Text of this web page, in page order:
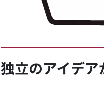
独立のアイデ